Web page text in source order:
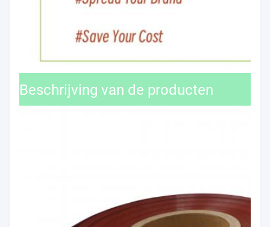
Beschrijving van de producten